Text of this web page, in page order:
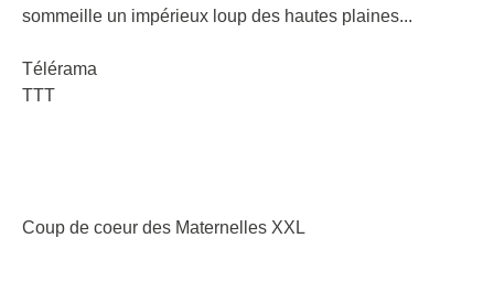
sommeille un impérieux loup des hautes plaines...
Télérama
TTT
Coup de coeur des Maternelles XXL